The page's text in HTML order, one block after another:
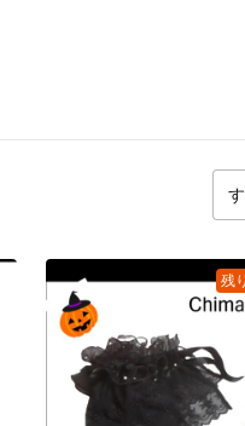
残